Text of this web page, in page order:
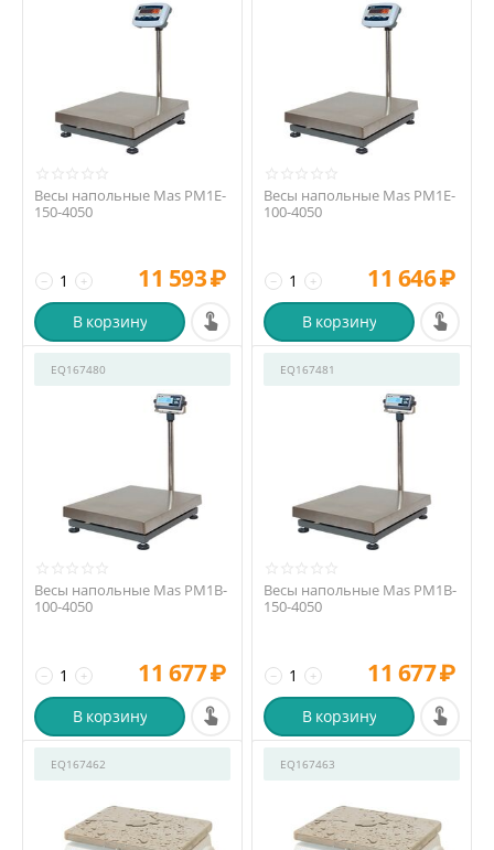
Весы напольные Mas PM1E-
150-4050
+
− 11 593₽
В корзину
Весы напольные Mas PM1E-
100-4050
+
− 11 646₽
В корзину
EQ167480
Весы напольные Mas PM1B-
100-4050
+
− 11 677₽
В корзину
EQ167481
Весы напольные Mas PM1B-
150-4050
+
− 11 677₽
В корзину
EQ167462 EQ167463